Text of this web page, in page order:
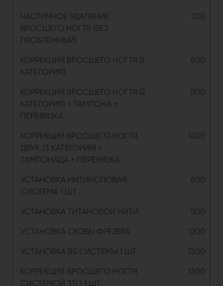
ЧАСТИЧНОЕ УДАЛЕНИЕ
ВРОСШЕГО НОГТЯ (БЕЗ
ПРОБЛЕМНЫЙ)
350
КОРРЕКЦИЯ ВРОСШЕГО НОГТЯ (1
КАТЕГОРИЯ)
800
КОРРЕКЦИЯ ВРОСШЕГО НОГТЯ (2
КАТЕГОРИЯ) + ТАМПОНА +
ПЕРЕВЯЗКА
1100
КОРРЕКЦИЯ ВРОСШЕГО НОГТЯ
ДВУХ. (3 КАТЕГОРИЯ) +
ТАМПОНАДА + ПЕРЕВЯЗКА
1400
УСТАНОВКА НИТИНОЛОВАЯ
СИСТЕМА 1 ШТ
800
УСТАНОВКА ТИТАНОВОЙ НИТИ 1100
УСТАНОВКА СКОБЫ ФРЕЗЕРА 1200
УСТАНОВКА BS СИСТЕМЫ 1 ШТ 1300
КОРРЕКЦИЯ ВРОСШЕГО НОГТЯ
СИСТЕМОЙ 3TO 1 ШТ
1300